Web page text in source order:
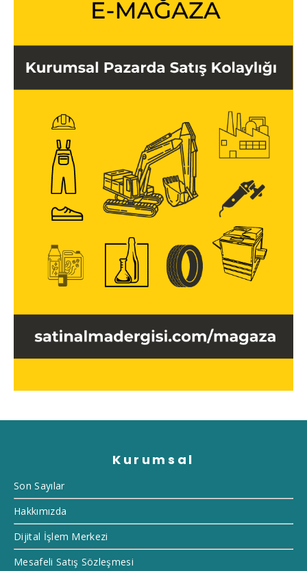
Kurumsal
Son Sayılar
Hakkımızda
Dijital İşlem Merkezi
Mesafeli Satış Sözleşmesi